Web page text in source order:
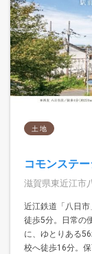
土 地
コモンステ
滋賀県東近江市
近江鉄道「八日
徒歩5分。日常の
に、ゆとりある
校へ徒歩16分。